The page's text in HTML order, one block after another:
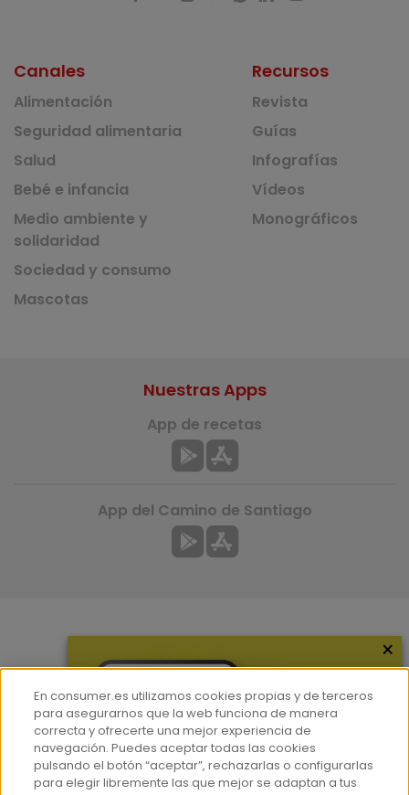
Canales
Alimentación
Seguridad alimentaria
Salud
Bebé e infancia
Medio ambiente y
solidaridad
Sociedad y consumo
Mascotas
Recursos
Revista
Guías
Infografías
Vídeos
Monográficos
Hemeroteca
Contacto
Prensa
Nuestras Apps
App de recetas
App del Camino de Santiago
×
En consumer.es utilizamos cookies propias y de terceros
para asegurarnos que la web funciona de manera
correcta y ofrecerte una mejor experiencia de
navegación. Puedes aceptar todas las cookies
pulsando el botón “aceptar”, rechazarlas o configurarlas
para elegir libremente las que mejor se adaptan a tus